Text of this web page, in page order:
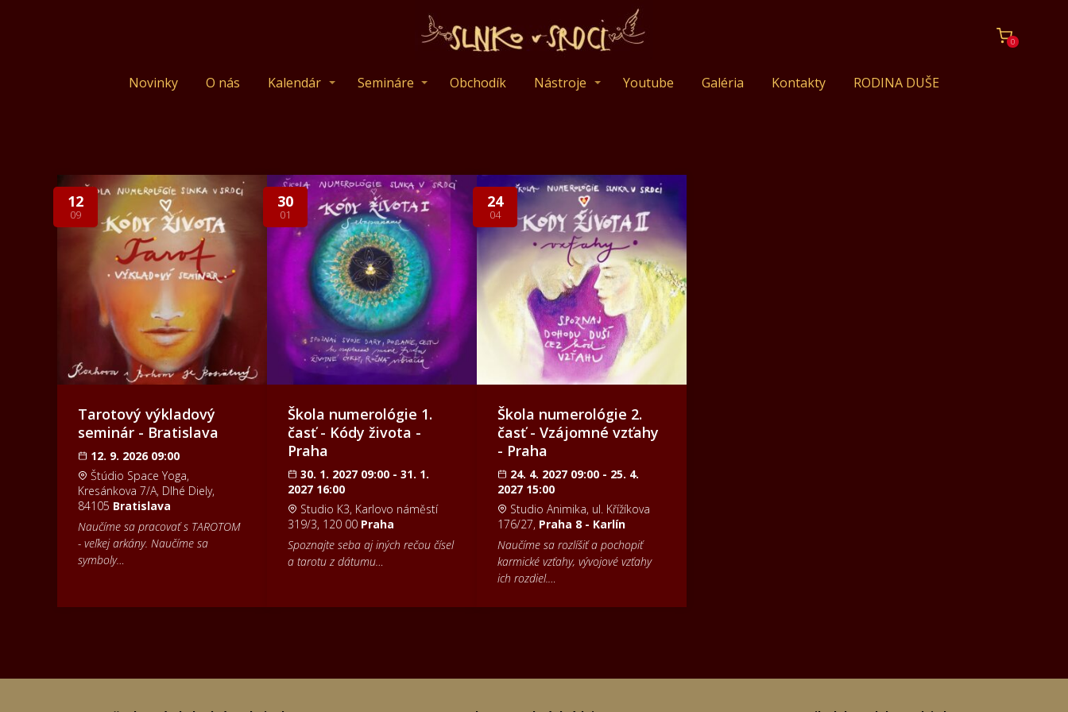
0
Novinky O nás Kalendár Semináre Obchodík Nástroje Youtube Galéria Kontakty RODINA DUŠE
12
09
Tarotový výkladový
seminár - Bratislava
12. 9. 2026 09:00
Štúdio Space Yoga,
Kresánkova 7/A, Dlhé Diely,
84105 Bratislava
Naučíme sa pracovať s TAROTOM
- veľkej arkány. Naučíme sa
symboly…
30
01
Škola numerológie 1.
časť - Kódy života -
Praha
30. 1. 2027 09:00 - 31. 1.
2027 16:00
Studio K3, Karlovo náměstí
319/3, 120 00 Praha
Spoznajte seba aj iných rečou čísel
a tarotu z dátumu…
24
04
Škola numerológie 2.
časť - Vzájomné vzťahy
- Praha
24. 4. 2027 09:00 - 25. 4.
2027 15:00
Studio Animika, ul. Křížíkova
176/27, Praha 8 - Karlín
Naučíme sa rozlíšiť a pochopiť
karmické vzťahy, vývojové vzťahy
ich rozdiel.…